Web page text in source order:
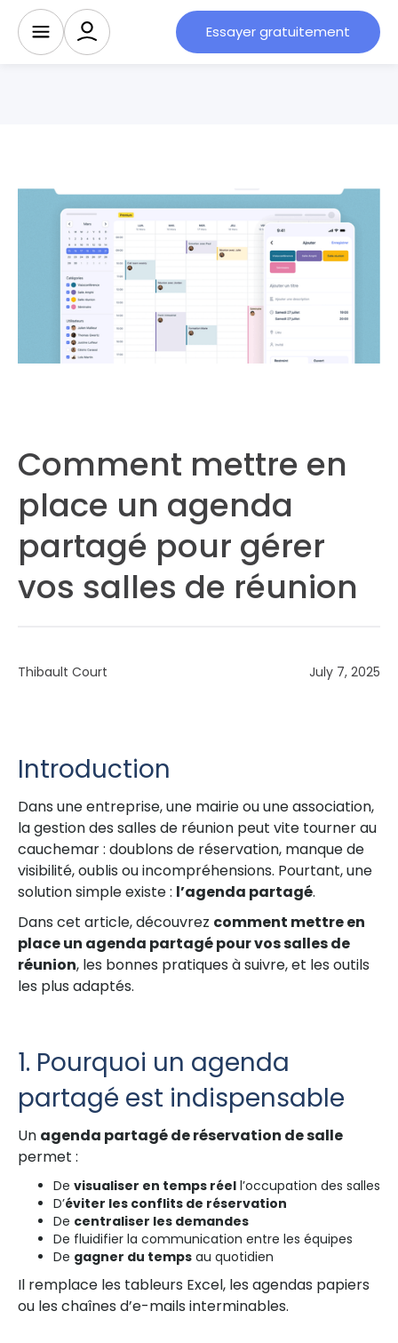
Essayer gratuitement
Comment mettre en
place un agenda
partagé pour gérer
vos salles de réunion
Thibault Court July 7, 2025
Introduction
Dans une entreprise, une mairie ou une association,
la gestion des salles de réunion peut vite tourner au
cauchemar : doublons de réservation, manque de
visibilité, oublis ou incompréhensions. Pourtant, une
solution simple existe : l’agenda partagé.
Dans cet article, découvrez comment mettre en
place un agenda partagé pour vos salles de
réunion, les bonnes pratiques à suivre, et les outils
les plus adaptés.
1. Pourquoi un agenda
partagé est indispensable
Un agenda partagé de réservation de salle
permet :
De visualiser en temps réel l’occupation des salles
D’éviter les conflits de réservation
De centraliser les demandes
De fluidifier la communication entre les équipes
De gagner du temps au quotidien
Il remplace les tableurs Excel, les agendas papiers
ou les chaînes d’e-mails interminables.